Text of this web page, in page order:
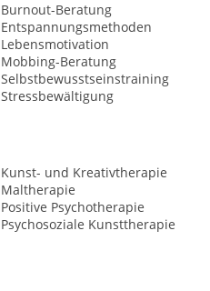
Burnout-Beratung
Entspannungsmethoden
Lebensmotivation
Mobbing-Beratung
Selbstbewusstseinstraining
Stressbewältigung
Kunst- und Kreativtherapie
Maltherapie
Positive Psychotherapie
Psychosoziale Kunsttherapie